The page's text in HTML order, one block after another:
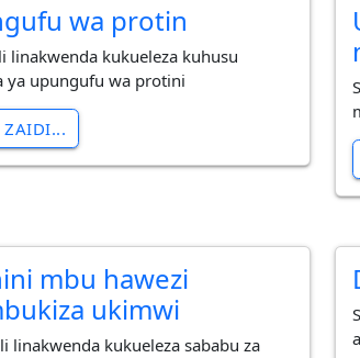
wa protin
linakwenda kukueleza kuhusu
ya upungufu wa protini
ZAIDI...
mbu hawezi
ukimwi
linakwenda kukueleza sababu za